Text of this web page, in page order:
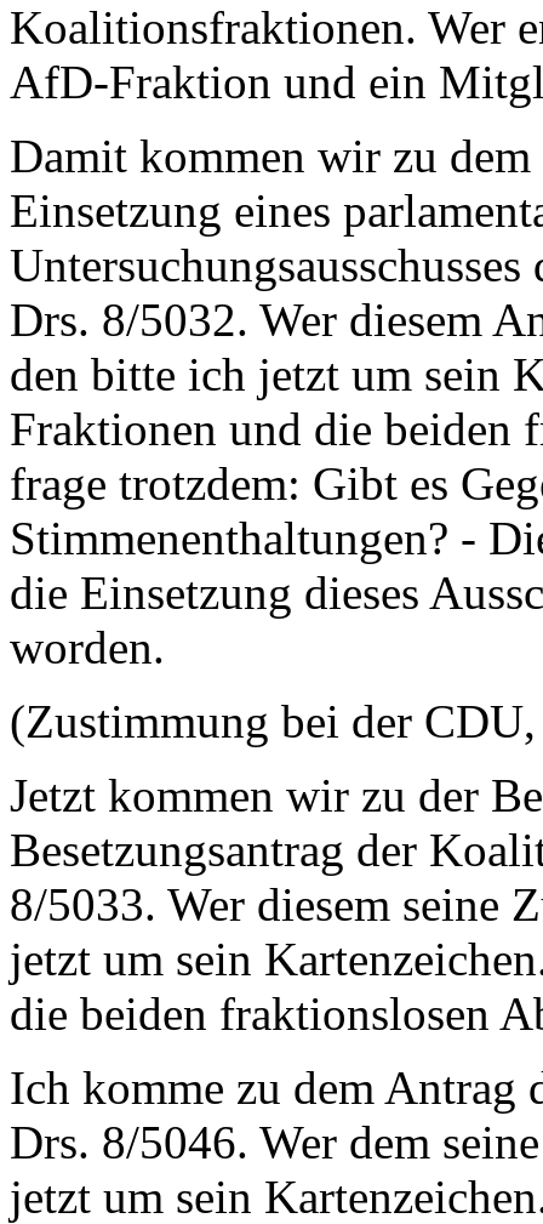
Koalitionsfraktionen. Wer
AfD-Fraktion und ein
Damit kommen wir zu
Einsetzung eines
Drs. 8/5032. Wer diesem
den bitte ich jetzt um sein
Fraktionen und die beiden
frage trotzdem: Gibt es
Stimmenenthaltungen? -
die Einsetzung dieses
worden.
(Zustimmung bei der
Jetzt kommen wir zu der
Besetzungsantrag der
8/5033. Wer diesem seine
jetzt um sein
die beiden fraktionslosen
Ich komme zu dem
Drs. 8/5046. Wer dem
jetzt um sein